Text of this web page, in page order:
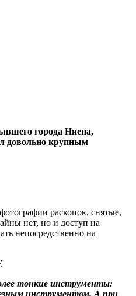
города Ниена,
довольно крупным
раскопок, снятые,
нет, но и доступ на
непосредственно на
тонкие инструменты: